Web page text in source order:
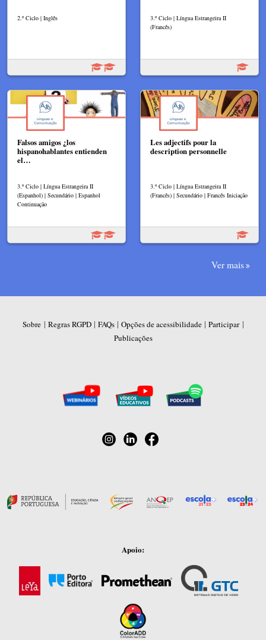
2.º Ciclo | Inglês
3.º Ciclo | Língua Estrangeira II
(Francês)
Falsos amigos ¿los
hispanohablantes entienden
el…
3.º Ciclo | Língua Estrangeira II
(Espanhol) | Secundário | Espanhol
Continuação
Les adjectifs pour la
description personnelle
3.º Ciclo | Língua Estrangeira II
(Francês) | Secundário | Francês Iniciação
Ver mais
Sobre | Regras RGPD| FAQs| Opções de acessibilidade| Participar|
Publicações
Apoio: